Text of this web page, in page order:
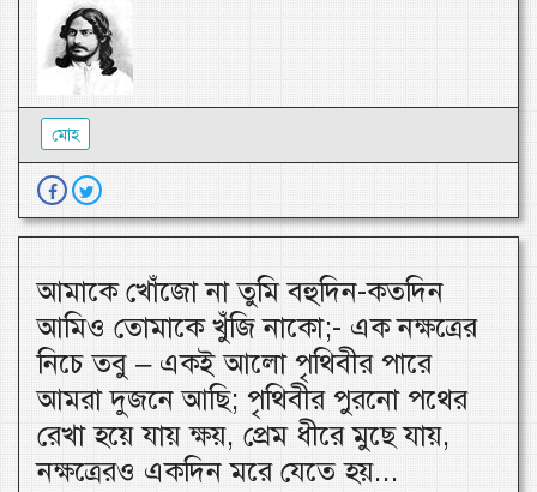
মোহ
আমাকে খোঁজো না তুমি বহুদিন-কতদিন
আমিও তোমাকে খুঁজি নাকো;- এক নক্ষত্রের
নিচে তবু – একই আলো পৃথিবীর পারে
আমরা দুজনে আছি; পৃথিবীর পুরনো পথের
রেখা হয়ে যায় ক্ষয়, প্রেম ধীরে মুছে যায়,
নক্ষত্রেরও একদিন মরে যেতে হয়...